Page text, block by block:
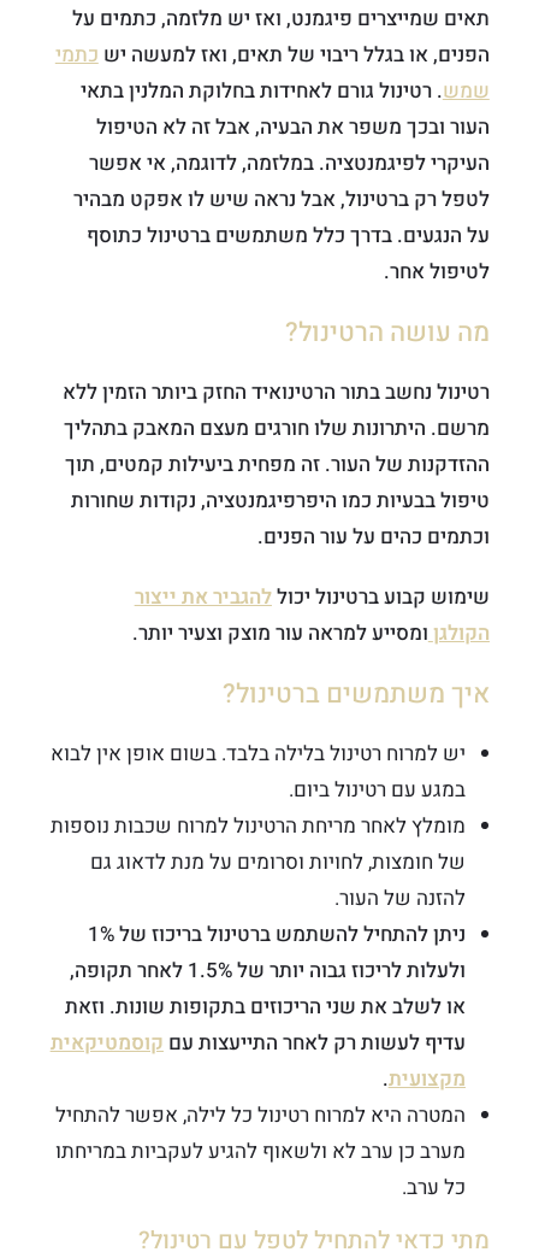
תאים שמייצרים פיגמנט, ואז יש מלזמה, כתמים על
הפנים, או בגלל ריבוי של תאים, ואז למעשה ישכתמי
שמש. רטינול גורם לאחידות בחלוקת המלנין בתאי
העור ובכך משפר את הבעיה, אבל זה לא הטיפול
העיקרי לפיגמנטציה. במלזמה, לדוגמה, אי אפשר
לטפל רק ברטינול, אבל נראה שיש לו אפקט מבהיר
על הנגעים. בדרך כלל משתמשים ברטינול כתוסף
לטיפול אחר.
מה עושה הרטינול?
רטינול נחשב בתור הרטינואיד החזק ביותר הזמין ללא
מרשם. היתרונות שלו חורגים מעצם המאבק בתהליך
ההזדקנות של העור. זה מפחית ביעילות קמטים, תוך
טיפול בבעיות כמו היפרפיגמנטציה, נקודות שחורות
וכתמים כהים על עור הפנים.
שימוש קבוע ברטינול יכוללהגביר את ייצור
הקולגןומסייע למראה עור מוצק וצעיר יותר.
איך משתמשים ברטינול?
יש למרוח רטינול בלילה בלבד. בשום אופן אין לבוא
במגע עם רטינול ביום.
מומלץ לאחר מריחת הרטינול למרוח שכבות נוספות
של חומצות, לחויות וסרומים על מנת לדאוג גם
להזנה של העור.
ניתן להתחיל להשתמש ברטינול בריכוז של 1%
ולעלות לריכוז גבוה יותר של 1.5% לאחר תקופה,
או לשלב את שני הריכוזים בתקופות שונות. וזאת
עדיף לעשות רק לאחר התייעצות עםקוסמטיקאית
מקצועית.
המטרה היא למרוח רטינול כל לילה, אפשר להתחיל
מערב כן ערב לא ולשאוף להגיע לעקביות במריחתו
כל ערב.
מתי כדאי להתחיל לטפל עם רטינול?